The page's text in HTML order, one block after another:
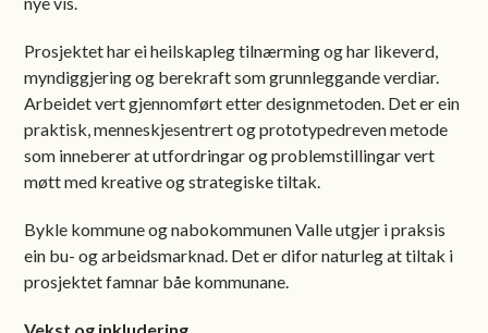
Prosjektet har ei heilskapleg tilnærming og har likeverd,
myndiggjering og berekraft som grunnleggande verdiar.
Arbeidet vert gjennomført etter designmetoden. Det er ein
praktisk, menneskjesentrert og prototypedreven metode
som inneberer at utfordringar og problemstillingar vert
møtt med kreative og strategiske tiltak.
Bykle kommune og nabokommunen Valle utgjer i praksis
ein bu- og arbeidsmarknad. Det er difor naturleg at tiltak i
prosjektet famnar båe kommunane.
Vekst og inkludering